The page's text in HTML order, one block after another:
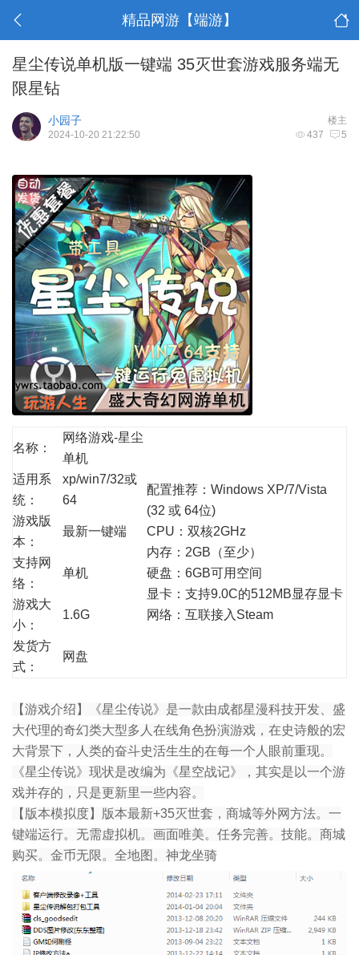
精品网游【端游】
星尘传说单机版一键端 35灭世套游戏服务端无
限星钻
楼主
小园子
437 5
2024-10-20 21:22:50
名称：
网络游戏-星尘
单机
配置推荐：Windows XP/7/Vista
(32 或 64位)
CPU：双核2GHz
内存：2GB（至少）
硬盘：6GB可用空间
显卡：支持9.0C的512MB显存显卡
网络：互联接入Steam
适用系
统：
xp/win7/32或
64
游戏版
本：
最新一键端
支持网
络：
单机
游戏大
小：
1.6G
发货方
式：
网盘
【游戏介绍】《星尘传说》是一款由成都星漫科技开发、盛
大代理的奇幻类大型多人在线角色扮演游戏，在史诗般的宏
大背景下，人类的奋斗史活生生的在每一个人眼前重现。
《星尘传说》现状是改编为《星空战记》，其实是以一个游
戏并存的，只是更新里一些内容。
【版本模拟度】版本最新+35灭世套，商城等外网方法。一
键端运行。无需虚拟机。画面唯美。任务完善。技能。商城
购买。金币无限。全地图。神龙坐骑